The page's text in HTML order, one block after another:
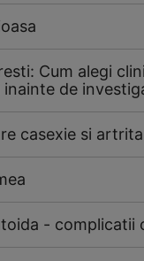
Cum alegi
de
casexie si
- complicatii